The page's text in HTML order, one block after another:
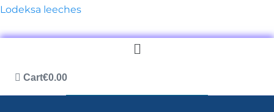
Lodeksa leeches
Меню
€0.00
Cart